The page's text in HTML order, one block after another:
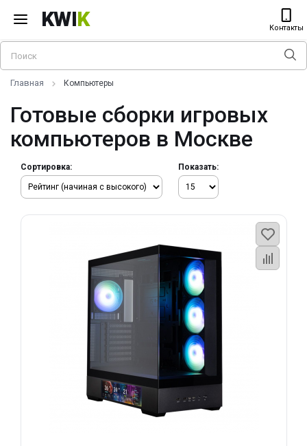
KWIK Контакты
Главная Компьютеры
Готовые сборки игровых
компьютеров в Москве
Сортировка: Показать: